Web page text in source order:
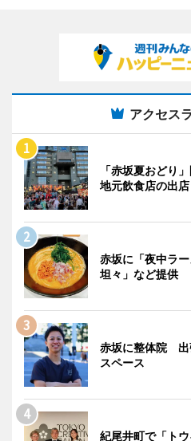
アクセス
「赤坂夏おどり
地元飲食店の出店
赤坂に「夜中ラ
坦々」など提供
赤坂に整体院 出
スペース
紀尾井町で「ト